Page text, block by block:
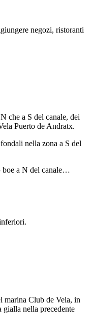
negozi, ristoranti
che a S del canale, dei
Puerto de Andratx.
nella zona a S del
boe a N del canale…
marina Club de Vela, in
gialla nella precedente